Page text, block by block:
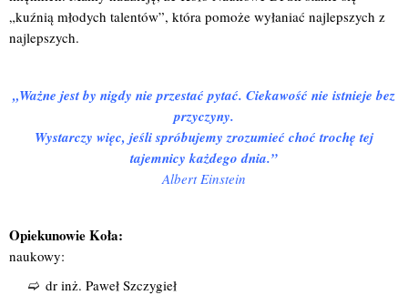
„kuźnią młodych talentów”, która pomoże wyłaniać najlepszych z
najlepszych.
„Ważne jest by nigdy nie przestać pytać. Ciekawość nie istnieje bez
przyczyny.
Wystarczy więc, jeśli spróbujemy zrozumieć choć trochę tej
tajemnicy każdego dnia.”
Albert Einstein
Opiekunowie Koła:
naukowy:
dr inż. Paweł Szczygieł